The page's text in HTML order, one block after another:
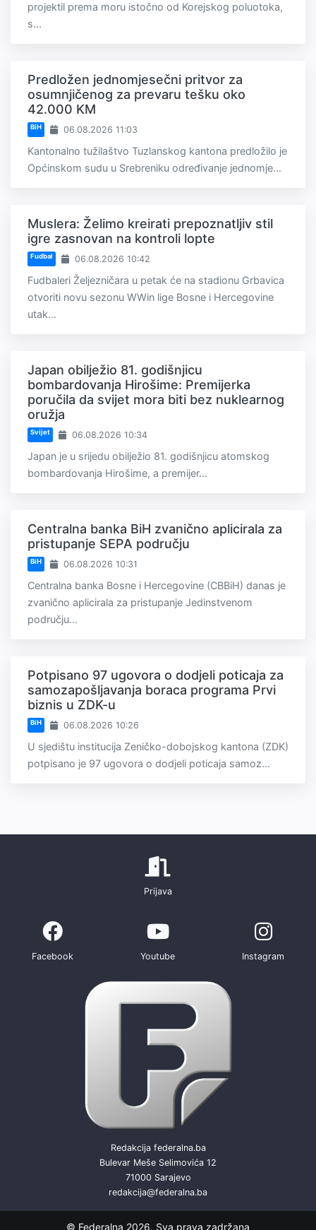
projektil prema moru istočno od Korejskog poluotoka,
s...
Predložen jednomjesečni pritvor za
osumnjičenog za prevaru tešku oko
42.000 KM
BiH 06.08.2026 11:03
Kantonalno tužilaštvo Tuzlanskog kantona predložilo je
Općinskom sudu u Srebreniku određivanje jednomje...
Muslera: Želimo kreirati prepoznatljiv stil
igre zasnovan na kontroli lopte
Fudbal 06.08.2026 10:42
Fudbaleri Željezničara u petak će na stadionu Grbavica
otvoriti novu sezonu WWin lige Bosne i Hercegovine
utak...
Japan obilježio 81. godišnjicu
bombardovanja Hirošime: Premijerka
poručila da svijet mora biti bez nuklearnog
oružja
Svijet 06.08.2026 10:34
Japan je u srijedu obilježio 81. godišnjicu atomskog
bombardovanja Hirošime, a premijer...
Centralna banka BiH zvanično aplicirala za
pristupanje SEPA području
BiH 06.08.2026 10:31
Centralna banka Bosne i Hercegovine (CBBiH) danas je
zvanično aplicirala za pristupanje Jedinstvenom
području...
Potpisano 97 ugovora o dodjeli poticaja za
samozapošljavanja boraca programa Prvi
biznis u ZDK-u
BiH 06.08.2026 10:26
U sjedištu institucija Zeničko-dobojskog kantona (ZDK)
potpisano je 97 ugovora o dodjeli poticaja samoz...
Prijava
Facebook Youtube Instagram
Redakcija federalna.ba
Bulevar Meše Selimovića 12
71000 Sarajevo
redakcija@federalna.ba
© Federalna 2026. Sva prava zadržana